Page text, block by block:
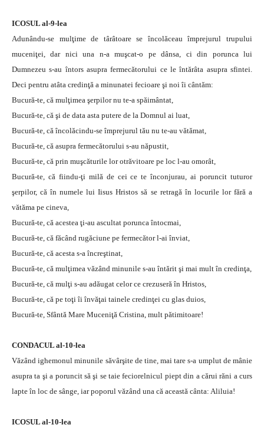
ICOSUL al-9-lea
Adunându-se mulţime de târâtoare se încolăceau împrejurul trupului
muceniţei, dar nici una n-a muşcat-o pe dânsa, ci din porunca lui
Dumnezeu s-au întors asupra fermecătorului ce le întărâta asupra sfintei.
Deci pentru atâta credinţă a minunatei fecioare şi noi îi cântăm:
Bucură-te, că mulţimea şerpilor nu te-a spăimântat,
Bucură-te, că şi de data asta putere de la Domnul ai luat,
Bucură-te, că încolăcindu-se împrejurul tău nu te-au vătămat,
Bucură-te, că asupra fermecătorului s-au năpustit,
Bucură-te, că prin muşcăturile lor otrăvitoare pe loc l-au omorât,
Bucură-te, că fiindu-ţi milă de cei ce te înconjurau, ai poruncit tuturor
şerpilor, că în numele lui Iisus Hristos să se retragă în locurile lor fără a
vătăma pe cineva,
Bucură-te, că acestea ţi-au ascultat porunca întocmai,
Bucură-te, că făcând rugăciune pe fermecător l-ai înviat,
Bucură-te, că acesta s-a încreştinat,
Bucură-te, că mulţimea văzând minunile s-au întărit şi mai mult în credinţa,
Bucură-te, că mulţi s-au adăugat celor ce crezuseră în Hristos,
Bucură-te, că pe toţi îi învăţai tainele credinţei cu glas duios,
Bucură-te, Sfântă Mare Muceniţă Cristina, mult pătimitoare!
CONDACUL al-10-lea
Văzând ighemonul minunile săvârşite de tine, mai tare s-a umplut de mânie
asupra ta şi a poruncit să şi se taie feciorelnicul piept din a cărui răni a curs
lapte în loc de sânge, iar poporul văzând una că această cânta: Aliluia!
ICOSUL al-10-lea